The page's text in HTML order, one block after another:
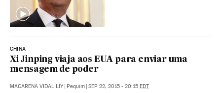
CHINA
Xi Jinping viaja aos EUA para enviar uma
mensagem de poder
MACARENA VIDAL LIY | Pequim | SEP 22, 2015 - 20:15 EDT